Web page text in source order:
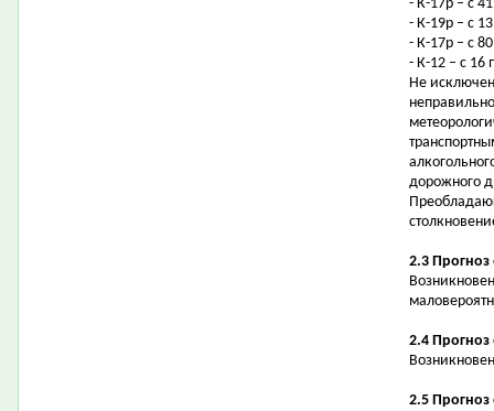
- К-17р – с
- К-19р – с
- К-17р – с
- К-12 – с 16
Не
дорожного
2.3
2.4 Прогноз
2.5 Прогноз